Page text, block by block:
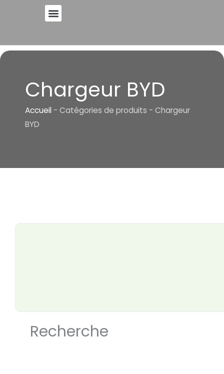
Chargeur BYD
Accueil - Catégories de produits - Chargeur
BYD
Recherche